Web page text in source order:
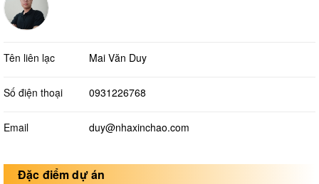
Tên liên lạc Mai Văn Duy
Số điện thoại 0931226768
Email duy@nhaxinchao.com
Đặc điểm dự án